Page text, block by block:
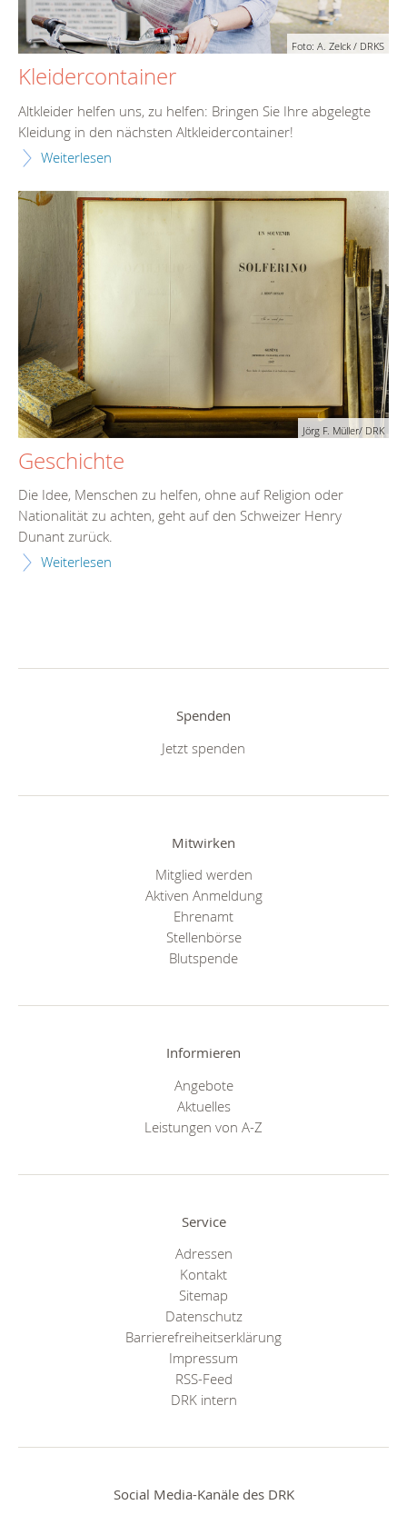
Foto: A. Zelck / DRKS
Kleidercontainer
Altkleider helfen uns, zu helfen: Bringen Sie Ihre abgelegte
Kleidung in den nächsten Altkleidercontainer!
Weiterlesen
Jörg F. Müller/ DRK
Geschichte
Die Idee, Menschen zu helfen, ohne auf Religion oder
Nationalität zu achten, geht auf den Schweizer Henry
Dunant zurück.
Weiterlesen
Spenden
Jetzt spenden
Mitwirken
Mitglied werden
Aktiven Anmeldung
Ehrenamt
Stellenbörse
Blutspende
Informieren
Angebote
Aktuelles
Leistungen von A-Z
Service
Adressen
Kontakt
Sitemap
Datenschutz
Barrierefreiheitserklärung
Impressum
RSS-Feed
DRK intern
Social Media-Kanäle des DRK